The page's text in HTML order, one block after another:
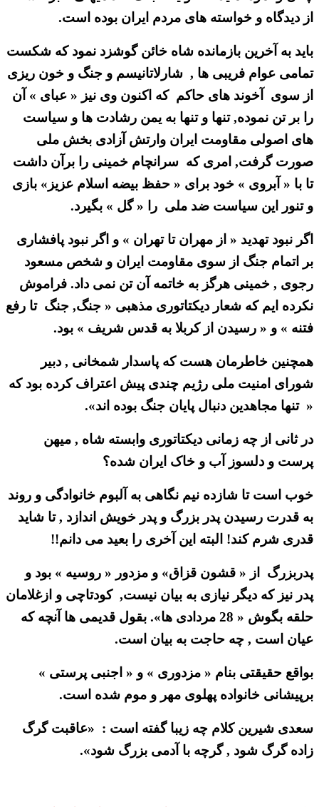
از دیدگاه و خواسته های مردم ایران بوده است.
باید به آخرین بازمانده شاه خائن گوشزد نمود که شکست
تمامی عوام فریبی ها , شارلاتانیسم و جنگ و خون ریزی
از سوی آخوند های حاکم که اکنون وی نیز « عبای » آن
را بر تن نموده, تنها و تنها به یمن رشادت ها و سیاست
های اصولی مقاومت ایران وارتش آزادی بخش ملی
صورت گرفت, امری که سرانچام خمینی را برآن داشت
تا با « آبروی » خود برای « حفظ بیضه اسلام عزیز» بازی
و تنور این سیاست ضد ملی را « گل » بگیرد.
اگر نبود تهدید « از مهران تا تهران » و اگر نبود پافشاری
بر اتمام جنگ از سوی مقاومت ایران و شخص مسعود
رجوی , خمینی هرگز به خاتمه آن تن نمی داد. فراموش
نکرده ایم که شعار دیکتاتوری مذهبی « جنگ, جنگ تا رفع
فتنه » و « رسیدن از کربلا به قدس شریف » بود.
همچنین خاطرمان هست که پاسدار شمخانی , دبیر
شورای امنیت ملی رژیم چندی پیش اعتراف کرده بود که
« تنها مجاهدین دنبال پایان جنگ بوده اند».
در ثانی از چه زمانی دیکتاتوری وابسته شاه , میهن
پرست و دلسوز آب و خاک ایران شده؟
خوب است تا شازده نیم نگاهی به آلبوم خانوادگی و روند
به قدرت رسیدن پدر بزرگ و پدر خویش اندازد , تا شاید
قدری شرم کند! البته این آخری را بعید می دانم!!
پدربزرگ از « قشون قزاق» و مزدور « روسیه » بود و
پدر نیز که دیگر نیازی به بیان نیست, کودتاچی و ازغلامان
حلقه بگوش « 28 مردادی ها». بقول قدیمی ها آنچه که
عیان است , چه حاجت به بیان است.
بواقع حقیقتی بنام « مزدوری » و « اجنبی پرستی »
برپیشانی خانواده پهلوی مهر و موم شده است.
سعدی شیرین کلام چه زیبا گفته است : «عاقبت گرگ
زاده گرگ شود , گرچه با آدمی بزرگ شود».